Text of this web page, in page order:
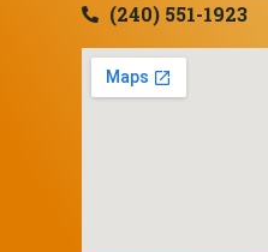
(240) 551-1923